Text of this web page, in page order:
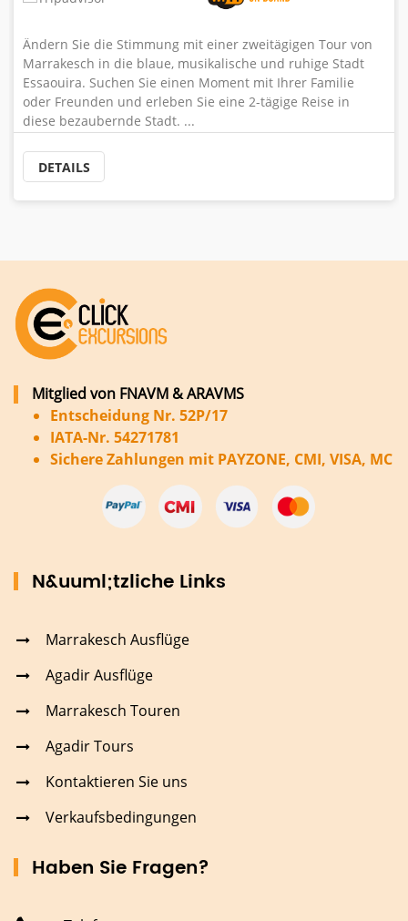
Ändern Sie die Stimmung mit einer zweitägigen Tour von
Marrakesch in die blaue, musikalische und ruhige Stadt
Essaouira. Suchen Sie einen Moment mit Ihrer Familie
oder Freunden und erleben Sie eine 2-tägige Reise in
diese bezaubernde Stadt. ...
DETAILS
Mitglied von FNAVM & ARAVMS
Entscheidung Nr. 52P/17
IATA-Nr. 54271781
Sichere Zahlungen mit PAYZONE, CMI, VISA, MC
N&uuml;tzliche Links
Marrakesch Ausflüge
Agadir Ausflüge
Marrakesch Touren
Agadir Tours
Kontaktieren Sie uns
Verkaufsbedingungen
Haben Sie Fragen?